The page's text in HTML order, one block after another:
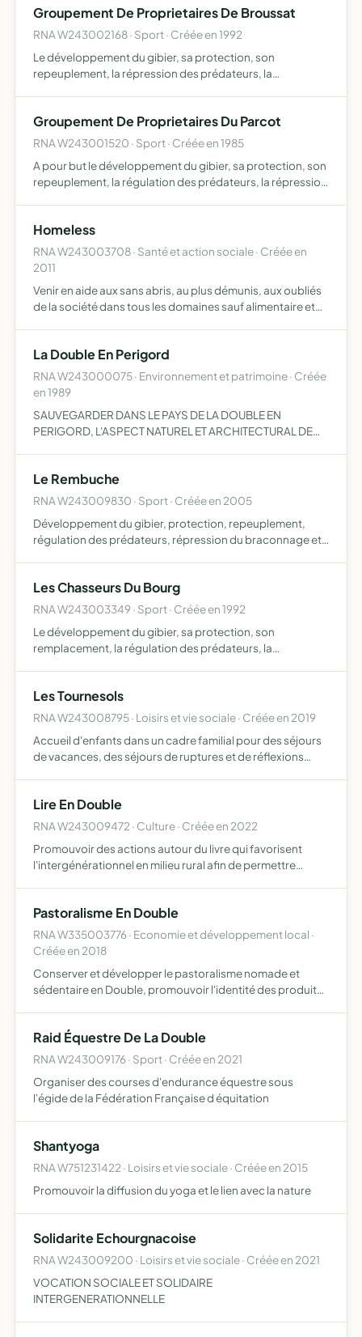
Groupement De Proprietaires De Broussat
RNA W243002168 · Sport · Créée en 1992
Le développement du gibier, sa protection, son
repeuplement, la répression des prédateurs, la
Groupement De Proprietaires Du Parcot
RNA W243001520 · Sport · Créée en 1985
A pour but le développement du gibier, sa protection, son
repeuplement, la régulation des prédateurs, la répression
Homeless
RNA W243003708 · Santé et action sociale · Créée en
2011
Venir en aide aux sans abris, au plus démunis, aux oubliés
de la société dans tous les domaines sauf alimentaire et
La Double En Perigord
RNA W243000075 · Environnement et patrimoine · Créée
en 1989
SAUVEGARDER DANS LE PAYS DE LA DOUBLE EN
PERIGORD, L'ASPECT NATUREL ET ARCHITECTURAL DE
MOYENS APPROPRIES DE TOUS SITES, NATURELS …
Le Rembuche
RNA W243009830 · Sport · Créée en 2005
Développement du gibier, protection, repeuplement,
régulation des prédateurs, répression du braconnage et
Les Chasseurs Du Bourg
RNA W243003349 · Sport · Créée en 1992
Le développement du gibier, sa protection, son
remplacement, la régulation des prédateurs, la
Les Tournesols
RNA W243008795 · Loisirs et vie sociale · Créée en 2019
Accueil d'enfants dans un cadre familial pour des séjours
de vacances, des séjours de ruptures et de réflexions
Lire En Double
RNA W243009472 · Culture · Créée en 2022
Promouvoir des actions autour du livre qui favorisent
l'intergénérationnel en milieu rural afin de permettre
Pastoralisme En Double
RNA W335003776 · Economie et développement local ·
Créée en 2018
Conserver et développer le pastoralisme nomade et
sédentaire en Double, promouvoir l'identité des produits
l'histoire…
Raid Équestre De La Double
RNA W243009176 · Sport · Créée en 2021
Organiser des courses d'endurance équestre sous
l'égide de la Fédération Française d équitation
Shantyoga
RNA W751231422 · Loisirs et vie sociale · Créée en 2015
Promouvoir la diffusion du yoga et le lien avec la nature
Solidarite Echourgnacoise
RNA W243009200 · Loisirs et vie sociale · Créée en 2021
VOCATION SOCIALE ET SOLIDAIRE
INTERGENERATIONNELLE